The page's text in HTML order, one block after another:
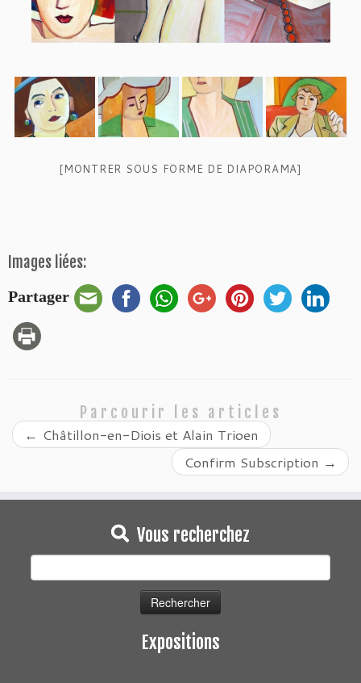
[MONTRER SOUS FORME DE DIAPORAMA]
Images liées:
Partager
Parcourir les articles
← Châtillon-en-Diois et Alain Trioen
Confirm Subscription →
Vous recherchez
Rechercher :
Expositions